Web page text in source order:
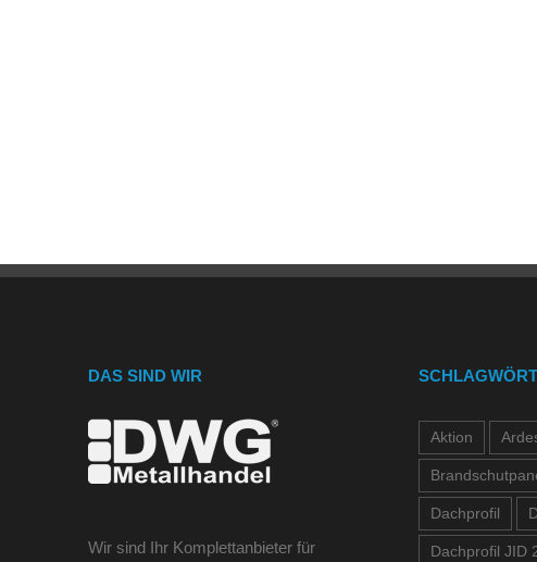
DAS SIND WIR
Wir sind Ihr Komplettanbieter für
Aktion
Dachprofil
Dachprofil JID